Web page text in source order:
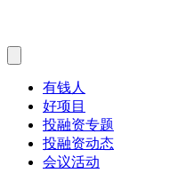
有钱人
好项目
投融资专题
投融资动态
会议活动